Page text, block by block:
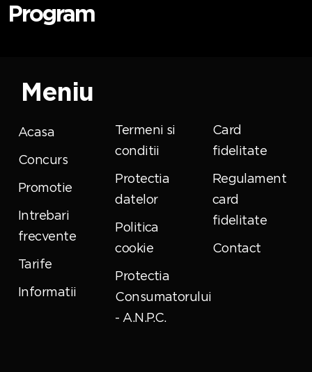
Program
Meniu
Acasa
Concurs
Promotie
Intrebari
frecvente
Tarife
Informatii
Termeni si
conditii
Protectia
datelor
Politica
cookie
Protectia
Consumatorului
- A.N.P.C.
Card
fidelitate
Regulament
card
fidelitate
Contact